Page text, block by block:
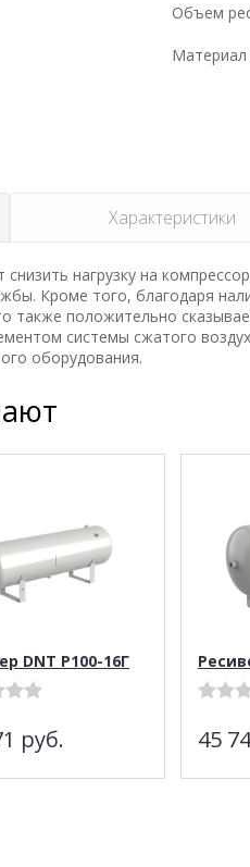
Объем
Материал
Характеристики
нагрузку на
Кроме того, благодаря
положительно
системы сжатого
оборудования.
DNT Р100-16Г
руб. 45